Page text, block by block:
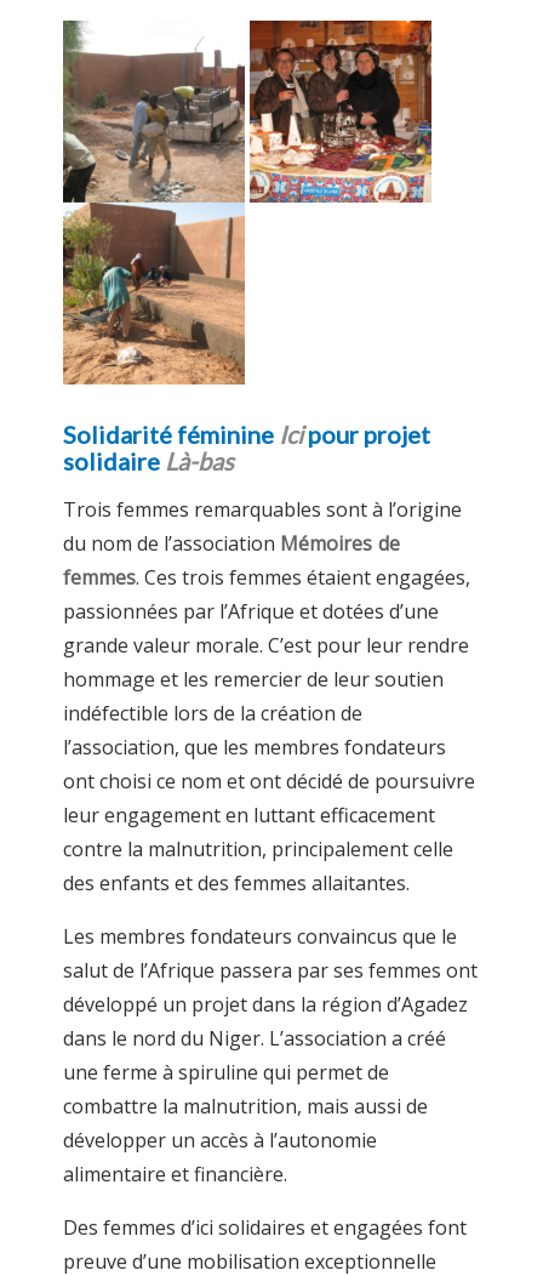
Solidarité féminine Icipour projet
solidaire Là-bas
Trois femmes remarquables sont à l’origine
du nom de l’association Mémoires de
femmes. Ces trois femmes étaient engagées,
passionnées par l’Afrique et dotées d’une
grande valeur morale. C’est pour leur rendre
hommage et les remercier de leur soutien
indéfectible lors de la création de
l’association, que les membres fondateurs
ont choisi ce nom et ont décidé de poursuivre
leur engagement en luttant efficacement
contre la malnutrition, principalement celle
des enfants et des femmes allaitantes.
Les membres fondateurs convaincus que le
salut de l’Afrique passera par ses femmes ont
développé un projet dans la région d’Agadez
dans le nord du Niger. L’association a créé
une ferme à spiruline qui permet de
combattre la malnutrition, mais aussi de
développer un accès à l’autonomie
alimentaire et financière.
Des femmes d’ici solidaires et engagées font
preuve d’une mobilisation exceptionnelle